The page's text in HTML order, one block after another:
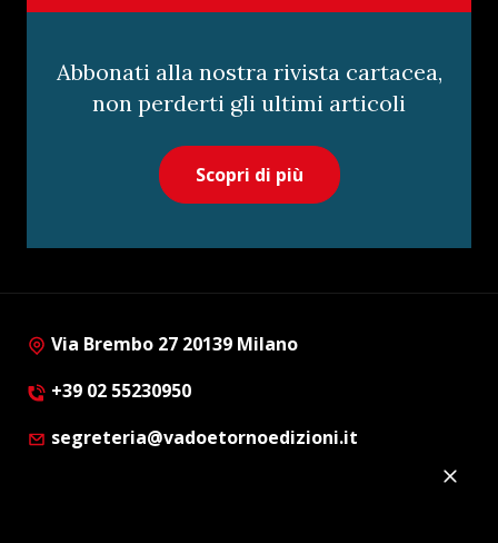
Abbonati alla nostra rivista cartacea,
non perderti gli ultimi articoli
Scopri di più
Via Brembo 27 20139 Milano
+39 02 55230950
segreteria@vadoetornoedizioni.it